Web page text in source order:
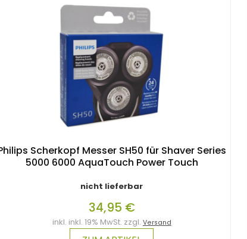
Scherkopf Messer SH50 für Shaver Series
5000 6000 AquaTouch Power Touch
nicht lieferbar
34,95 €
inkl. inkl. 19% MwSt. zzgl. Versand